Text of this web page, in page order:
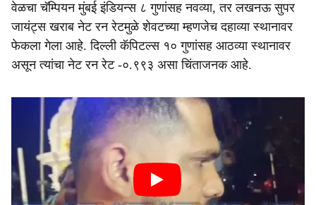
वेळचा चॅम्पियन मुंबई इंडियन्स ८ गुणांसह नवव्या, तर लखनऊ सुपर
जायंट्स खराब नेट रन रेटमुळे शेवटच्या म्हणजेच दहाव्या स्थानावर
फेकला गेला आहे. दिल्ली कॅपिटल्स १० गुणांसह आठव्या स्थानावर
असून त्यांचा नेट रन रेट -०.९९३ असा चिंताजनक आहे.